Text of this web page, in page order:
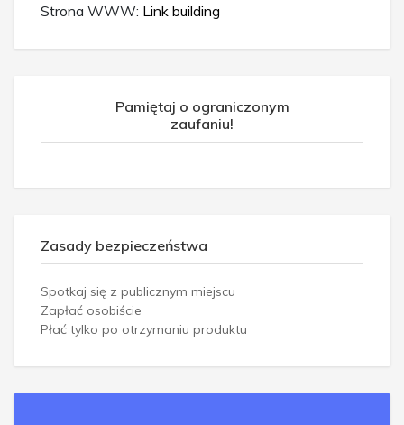
Strona WWW: Link building
Pamiętaj o ograniczonym
zaufaniu!
Zasady bezpieczeństwa
Spotkaj się z publicznym miejscu
Zapłać osobiście
Płać tylko po otrzymaniu produktu